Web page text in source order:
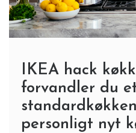
IKEA hack
forvandler du
personligt nyt